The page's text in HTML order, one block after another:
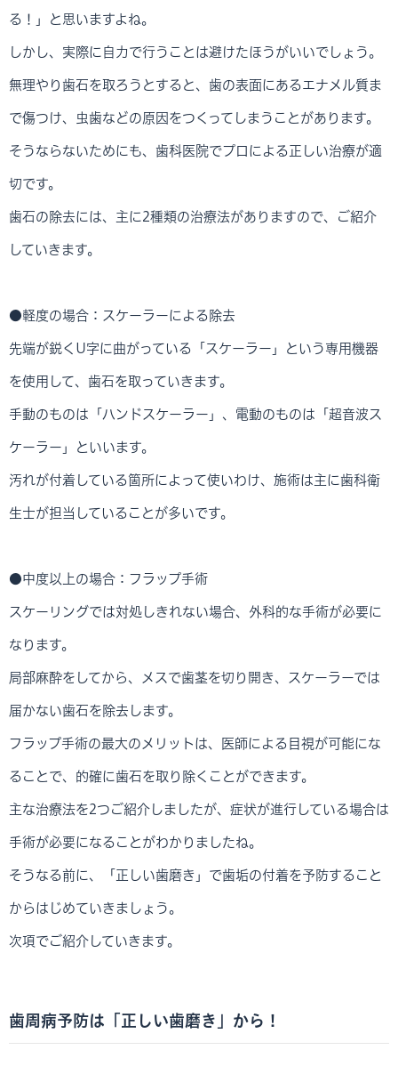
る！」と思いますよね。
しかし、実際に自力で行うことは避けたほうがいいでしょう。
無理やり歯石を取ろうとすると、歯の表面にあるエナメル質ま
で傷つけ、虫歯などの原因をつくってしまうことがあります。
そうならないためにも、歯科医院でプロによる正しい治療が適
切です。
歯石の除去には、主に2種類の治療法がありますので、ご紹介
していきます。
●軽度の場合：スケーラーによる除去
先端が鋭くU字に曲がっている「スケーラー」という専用機器
を使用して、歯石を取っていきます。
手動のものは「ハンドスケーラー」、電動のものは「超音波ス
ケーラー」といいます。
汚れが付着している箇所によって使いわけ、施術は主に歯科衛
生士が担当していることが多いです。
●中度以上の場合：フラップ手術
スケーリングでは対処しきれない場合、外科的な手術が必要に
なります。
局部麻酔をしてから、メスで歯茎を切り開き、スケーラーでは
届かない歯石を除去します。
フラップ手術の最大のメリットは、医師による目視が可能にな
ることで、的確に歯石を取り除くことができます。
主な治療法を2つご紹介しましたが、症状が進行している場合は
手術が必要になることがわかりましたね。
そうなる前に、「正しい歯磨き」で歯垢の付着を予防すること
からはじめていきましょう。
次項でご紹介していきます。
歯周病予防は「正しい歯磨き」から！